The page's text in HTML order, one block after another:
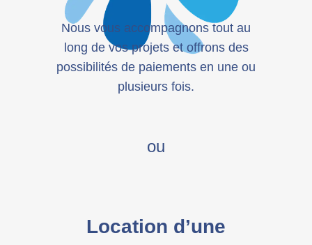
Nous vous accompagnons tout au
long de vos projets et offrons des
possibilités de paiements en une ou
plusieurs fois.
ou
Location d’une